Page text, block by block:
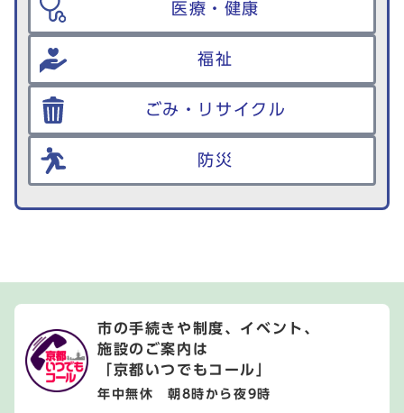
医療・健康
福祉
ごみ・リサイクル
防災
市の手続きや制度、イベント、
施設のご案内は
「京都いつでもコール」
年中無休 朝8時から夜9時